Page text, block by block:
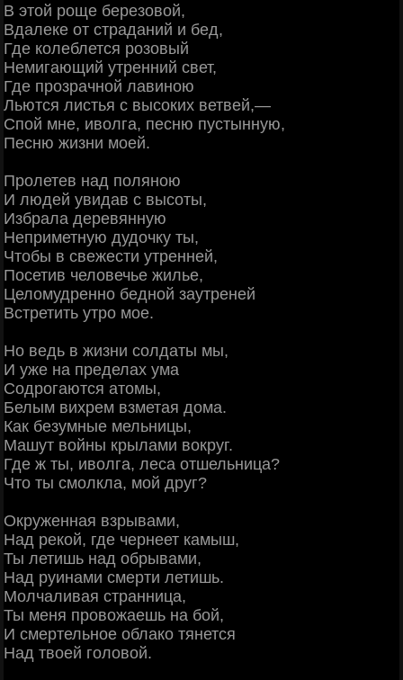
В этой роще березовой,
Вдалеке от страданий и бед,
Где колеблется розовый
Немигающий утренний свет,
Где прозрачной лавиною
Льются листья с высоких ветвей,—
Спой мне, иволга, песню пустынную,
Песню жизни моей.
Пролетев над поляною
И людей увидав с высоты,
Избрала деревянную
Неприметную дудочку ты,
Чтобы в свежести утренней,
Посетив человечье жилье,
Целомудренно бедной заутреней
Встретить утро мое.
Но ведь в жизни солдаты мы,
И уже на пределах ума
Содрогаются атомы,
Белым вихрем взметая дома.
Как безумные мельницы,
Машут войны крылами вокруг.
Где ж ты, иволга, леса отшельница?
Что ты смолкла, мой друг?
Окруженная взрывами,
Над рекой, где чернеет камыш,
Ты летишь над обрывами,
Над руинами смерти летишь.
Молчаливая странница,
Ты меня провожаешь на бой,
И смертельное облако тянется
Над твоей головой.